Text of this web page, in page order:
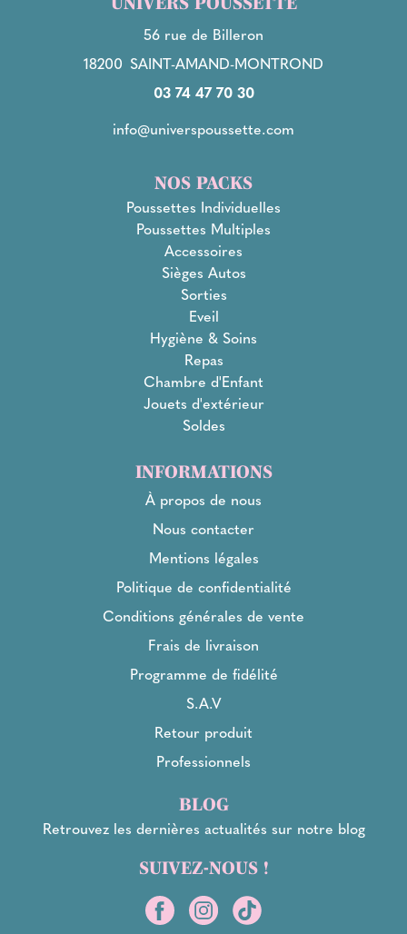
56 rue de Billeron
18200 SAINT-AMAND-MONTROND
03 74 47 70 30
info@universpoussette.com
NOS PACKS
Poussettes Individuelles
Poussettes Multiples
Accessoires
Sièges Autos
Sorties
Eveil
Hygiène & Soins
Repas
Chambre d'Enfant
Jouets d'extérieur
Soldes
INFORMATIONS
À propos de nous
Nous contacter
Mentions légales
Politique de confidentialité
Conditions générales de vente
Frais de livraison
Programme de fidélité
S.A.V
Retour produit
Professionnels
BLOG
Retrouvez les dernières actualités sur notre blog
SUIVEZ-NOUS !